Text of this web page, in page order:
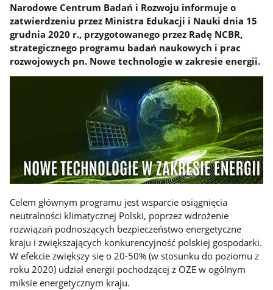
Narodowe Centrum Badań i Rozwoju informuje o
zatwierdzeniu przez Ministra Edukacji i Nauki dnia 15
grudnia 2020 r., przygotowanego przez Radę NCBR,
strategicznego programu badań naukowych i prac
rozwojowych pn. Nowe technologie w zakresie energii.
Celem głównym programu jest wsparcie osiągnięcia
neutralności klimatycznej Polski, poprzez wdrożenie
rozwiązań podnoszących bezpieczeństwo energetyczne
kraju i zwiększających konkurencyjność polskiej gospodarki.
W efekcie zwiększy się o 20-50% (w stosunku do poziomu z
roku 2020) udział energii pochodzącej z OZE w ogólnym
miksie energetycznym kraju.